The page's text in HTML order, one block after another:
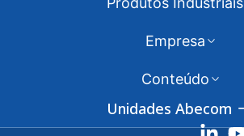
Empresa
Conteúdo
Unidades Abecom